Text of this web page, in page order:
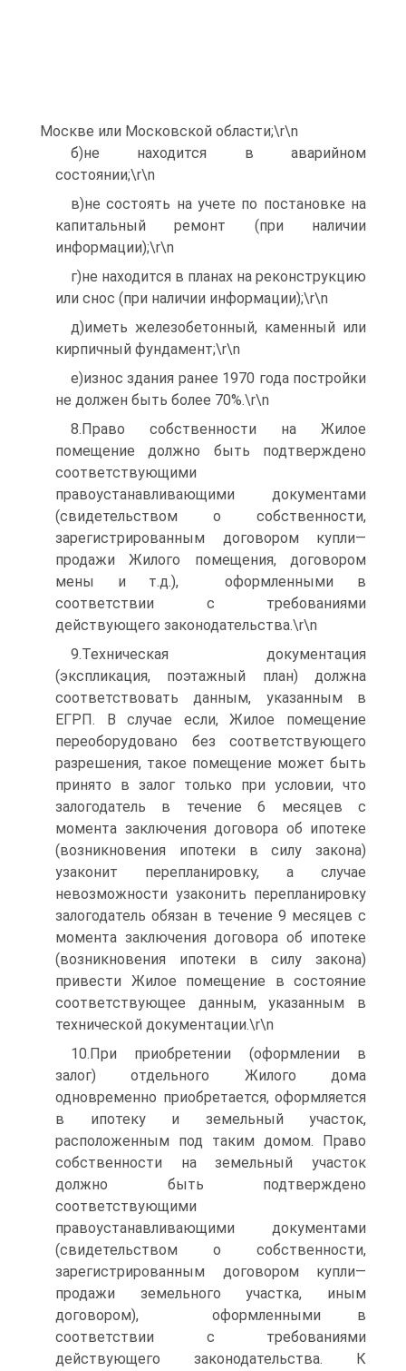
Москве или Московской области;\r\n
б)не находится в аварийном
состоянии;\r\n
в)не состоять на учете по постановке на
капитальный ремонт (при наличии
информации);\r\n
г)не находится в планах на реконструкцию
или снос (при наличии информации);\r\n
д)иметь железобетонный, каменный или
кирпичный фундамент;\r\n
е)износ здания ранее 1970 года постройки
не должен быть более 70%.\r\n
8.Право собственности на Жилое
помещение должно быть подтверждено
соответствующими
правоустанавливающими документами
(свидетельством о собственности,
зарегистрированным договором купли—
продажи Жилого помещения, договором
мены и т.д.), оформленными в
соответствии с требованиями
действующего законодательства.\r\n
9.Техническая документация
(экспликация, поэтажный план) должна
соответствовать данным, указанным в
ЕГРП. В случае если, Жилое помещение
переоборудовано без соответствующего
разрешения, такое помещение может быть
принято в залог только при условии, что
залогодатель в течение 6 месяцев с
момента заключения договора об ипотеке
(возникновения ипотеки в силу закона)
узаконит перепланировку, а случае
невозможности узаконить перепланировку
залогодатель обязан в течение 9 месяцев с
момента заключения договора об ипотеке
(возникновения ипотеки в силу закона)
привести Жилое помещение в состояние
соответствующее данным, указанным в
технической документации.\r\n
10.При приобретении (оформлении в
залог) отдельного Жилого дома
одновременно приобретается, оформляется
в ипотеку и земельный участок,
расположенным под таким домом. Право
собственности на земельный участок
должно быть подтверждено
соответствующими
правоустанавливающими документами
(свидетельством о собственности,
зарегистрированным договором купли—
продажи земельного участка, иным
договором), оформленными в
соответствии с требованиями
действующего законодательства. К